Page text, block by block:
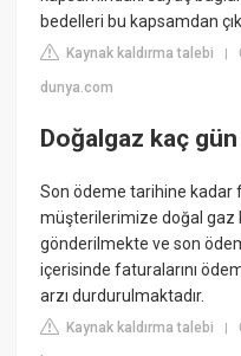
bedelleri bu kapsamdan
Kaynak kaldırma talebi |
dunya.com
Doğalgaz kaç
Son ödeme tarihine kadar
müşterilerimize doğal gaz
gönderilmekte ve son
içerisinde faturalarını
arzı durdurulmaktadır.
Kaynak kaldırma talebi |